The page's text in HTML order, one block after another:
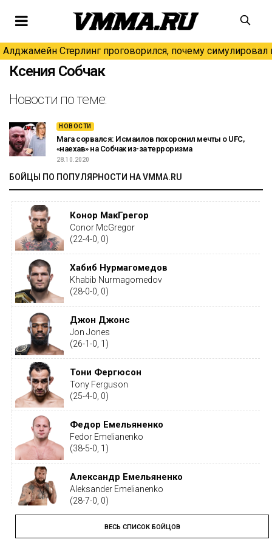
Алджамейн Стерлинг проговорился, почему симулировал
Ксения Собчак
Новости по теме:
НОВОСТИ
Мага сорвался: Исмаилов похоронил мечты о UFC,
«наехав» на Собчак из-за терроризма
28.10.2020
БОЙЦЫ ПО ПОПУЛЯРНОСТИ НА VMMA.RU
Конор МакГрегор
Conor McGregor
(22-4-0, 0)
Хабиб Нурмагомедов
Khabib Nurmagomedov
(28-0-0, 0)
Джон Джонс
Jon Jones
(26-1-0, 1)
Тони Фергюсон
Tony Ferguson
(25-4-0, 0)
Федор Емельяненко
Fedor Emelianenko
(38-5-0, 1)
Александр Емельяненко
Aleksander Emelianenko
(28-7-0, 0)
Тайрон Вудли
Tyron Woodley
ВЕСЬ СПИСОК БОЙЦОВ